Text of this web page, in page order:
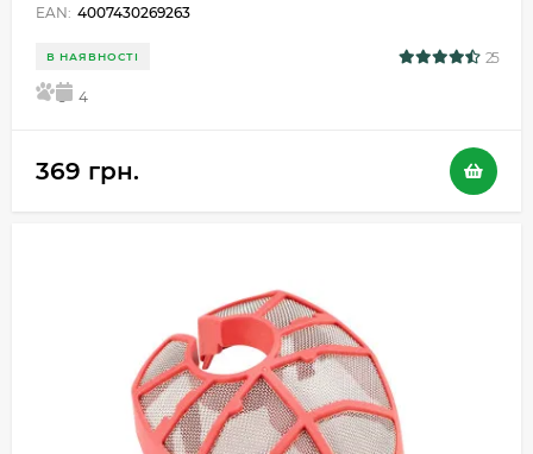
EAN: 4007430269263
В НАЯВНОСТІ 25
5 4
369 грн.